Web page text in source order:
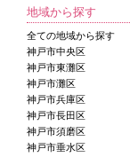
地域から探す
全ての地域から探す
神戸市中央区
神戸市東灘区
神戸市灘区
神戸市兵庫区
神戸市長田区
神戸市須磨区
神戸市垂水区